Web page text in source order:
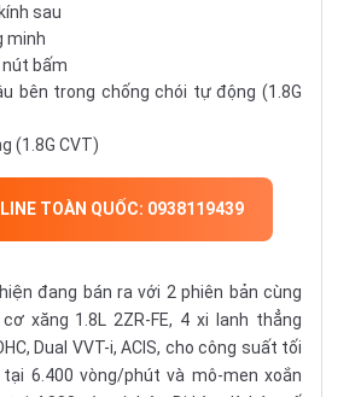
sau
minh
nút bấm
bên trong chống chói tự động (1.8G
(1.8G CVT)
TOÀN QUỐC: 0938119439
đang bán ra với 2 phiên bản cùng
xăng 1.8L 2ZR-FE, 4 xi lanh thẳng
Dual VVT-i, ACIS, cho công suất tối
6.400 vòng/phút và mô-men xoắn